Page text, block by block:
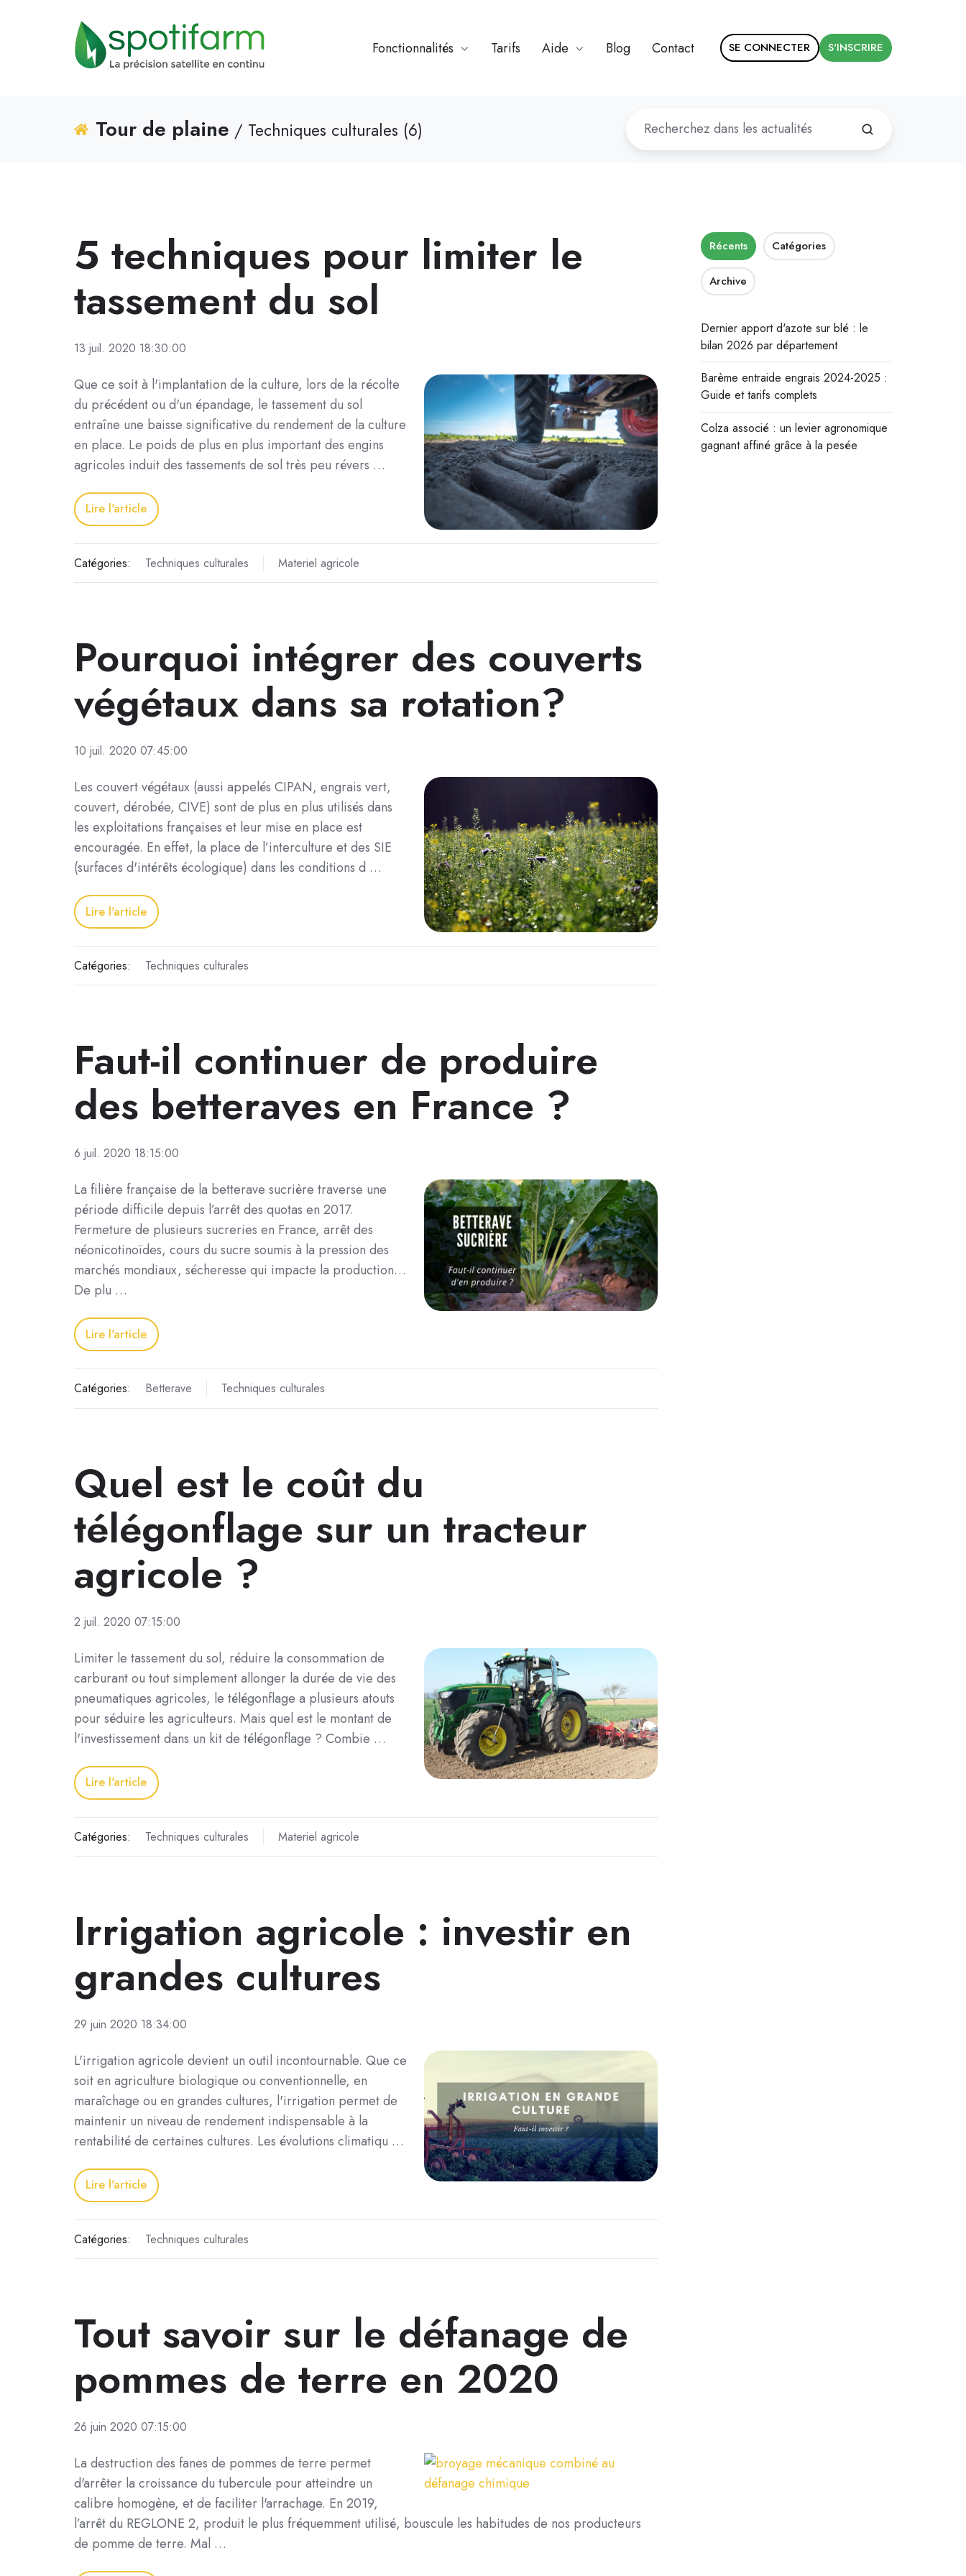
Fonctionnalités Tarifs Aide Blog Contact SE CONNECTER S'INSCRIRE
Tour de plaine / Techniques culturales (6)
5 techniques pour limiter le
tassement du sol
13 juil. 2020 18:30:00
Que ce soit à l'implantation de la culture, lors de la récolte
du précédent ou d'un épandage, le tassement du sol
entraîne une baisse significative du rendement de la culture
en place. Le poids de plus en plus important des engins
agricoles induit des tassements de sol très peu révers …
Lire l'article
Catégories: Techniques culturales Materiel agricole
Pourquoi intégrer des couverts
végétaux dans sa rotation?
10 juil. 2020 07:45:00
Les couvert végétaux (aussi appelés CIPAN, engrais vert,
couvert, dérobée, CIVE) sont de plus en plus utilisés dans
les exploitations françaises et leur mise en place est
encouragée. En effet, la place de l’interculture et des SIE
(surfaces d'intérêts écologique) dans les conditions d …
Lire l'article
Catégories: Techniques culturales
Faut-il continuer de produire
des betteraves en France ?
6 juil. 2020 18:15:00
La filière française de la betterave sucrière traverse une
période difficile depuis l’arrêt des quotas en 2017.
Fermeture de plusieurs sucreries en France, arrêt des
néonicotinoïdes, cours du sucre soumis à la pression des
marchés mondiaux, sécheresse qui impacte la production…
De plu …
Lire l'article
Catégories: Betterave Techniques culturales
Quel est le coût du
télégonflage sur un tracteur
agricole ?
2 juil. 2020 07:15:00
Limiter le tassement du sol, réduire la consommation de
carburant ou tout simplement allonger la durée de vie des
pneumatiques agricoles, le télégonflage a plusieurs atouts
pour séduire les agriculteurs. Mais quel est le montant de
l'investissement dans un kit de télégonflage ? Combie …
Lire l'article
Catégories: Techniques culturales Materiel agricole
Irrigation agricole : investir en
grandes cultures
29 juin 2020 18:34:00
L'irrigation agricole devient un outil incontournable. Que ce
soit en agriculture biologique ou conventionnelle, en
maraîchage ou en grandes cultures, l'irrigation permet de
maintenir un niveau de rendement indispensable à la
rentabilité de certaines cultures. Les évolutions climatiqu …
Lire l'article
Catégories: Techniques culturales
Tout savoir sur le défanage de
pommes de terre en 2020
26 juin 2020 07:15:00
La destruction des fanes de pommes de terre permet
d'arrêter la croissance du tubercule pour atteindre un
calibre homogène, et de faciliter l'arrachage. En 2019,
l’arrêt du REGLONE 2, produit le plus fréquemment utilisé, bouscule les habitudes de nos producteurs
de pomme de terre. Mal …
Récents Catégories
Archive
Dernier apport d'azote sur blé : le
bilan 2026 par département
Barème entraide engrais 2024-2025 :
Guide et tarifs complets
Colza associé : un levier agronomique
gagnant affiné grâce à la pesée